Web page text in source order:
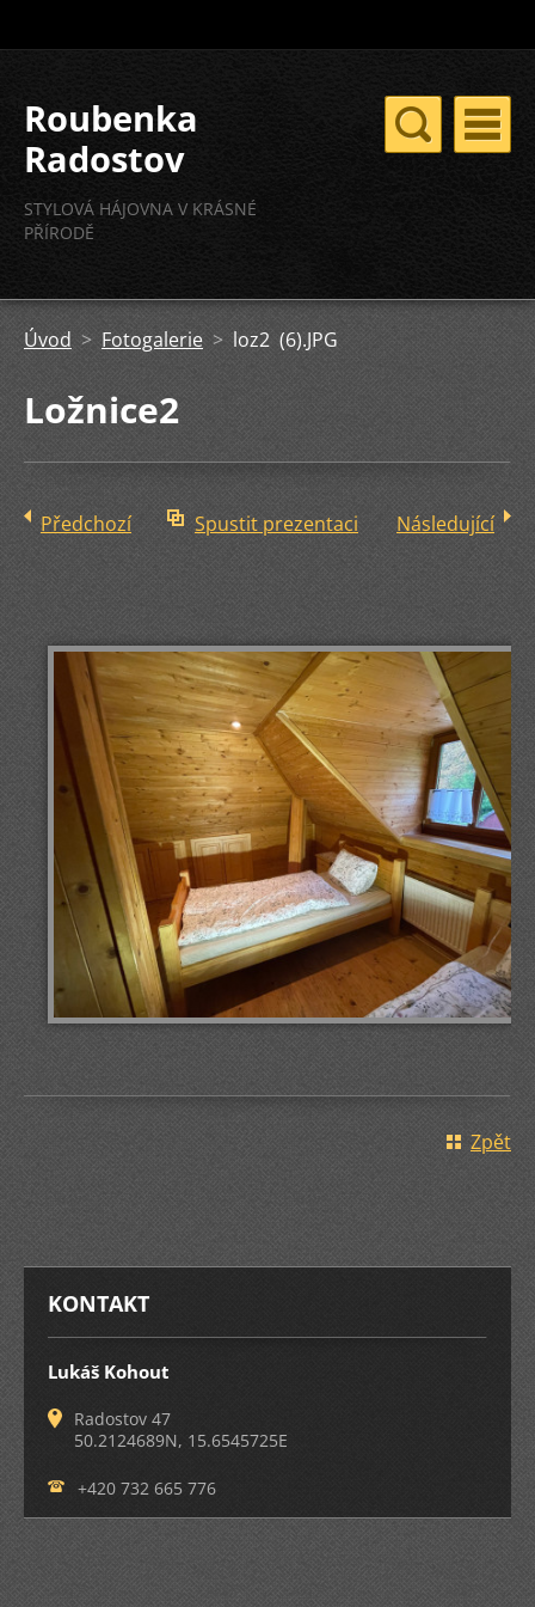
Roubenka
Radostov
STYLOVÁ HÁJOVNA V KRÁSNÉ
PŘÍRODĚ
Úvod >Fotogalerie >loz2 (6).JPG
Ložnice2
Předchozí Spustit prezentaci Následující
Zpět
KONTAKT
Lukáš Kohout
Radostov 47
50.2124689N, 15.6545725E
+420 732 665 776